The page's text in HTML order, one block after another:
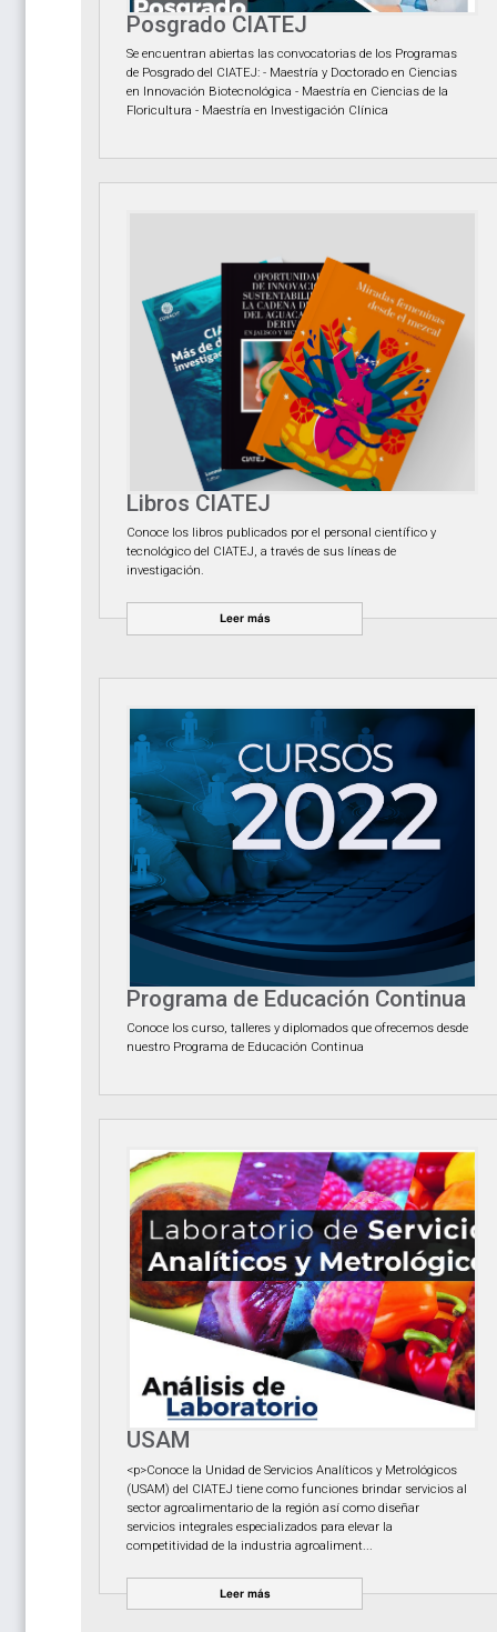
Posgrado CIATEJ
Se encuentran abiertas las convocatorias de los Programas
de Posgrado del CIATEJ: - Maestría y Doctorado en Ciencias
en Innovación Biotecnológica - Maestría en Ciencias de la
Floricultura - Maestría en Investigación Clínica
Leer más
Libros CIATEJ
Conoce los libros publicados por el personal científico y
tecnológico del CIATEJ, a través de sus líneas de
investigación.
Leer más
Programa de Educación Continua
Conoce los curso, talleres y diplomados que ofrecemos desde
nuestro Programa de Educación Continua
Leer más
USAM
<p>Conoce la Unidad de Servicios Analíticos y Metrológicos
(USAM) del CIATEJ tiene como funciones brindar servicios al
sector agroalimentario de la región así como diseñar
servicios integrales especializados para elevar la
competitividad de la industria agroaliment...
Leer más